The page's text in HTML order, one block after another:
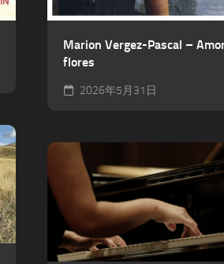
Marion Vergez-Pascal –
flores
2026年5月31日